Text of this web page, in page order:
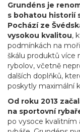
Grundéns je
s bohatou historií
Pochází ze
vysokou kvalitou,
podmínkách na
škálu produktů více
rybolov, včetně
dalších doplňků,
poskytly maximální
Od roku 2013
na sportovní
po vysoce kvalitním